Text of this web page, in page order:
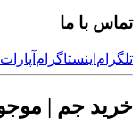
ما
آپارات
جم | موجوجم